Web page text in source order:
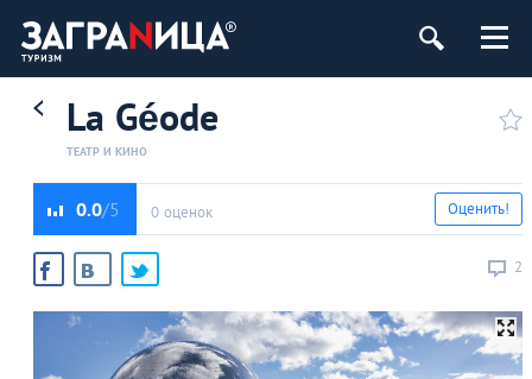
La Géode
ТЕАТР И КИНО
0.0 0 оценок
2
Оценить!